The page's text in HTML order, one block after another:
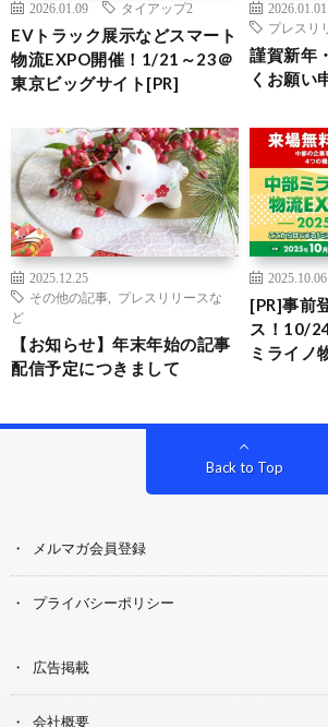
2026.01.09 タイアップ2
EVトラック展示などスマート
物流EXPO開催！1/21～23＠
東京ビッグサイト[PR]
2026.01.01
プレスリ
謹賀新年
くお願い
2025.12.25
その他の記事
プレスリリースな
ど
【お知らせ】年末年始の記事
配信予定につきまして
2025.10.06
[PR]事前
ス！10/
ミライノ
Back to Top
メルマガ会員登録
プライバシーポリシー
広告掲載
会社概要